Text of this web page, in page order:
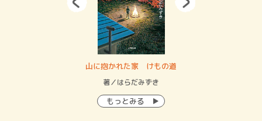
山に抱かれた家 けもの道
著／はらだみずき
もっとみる